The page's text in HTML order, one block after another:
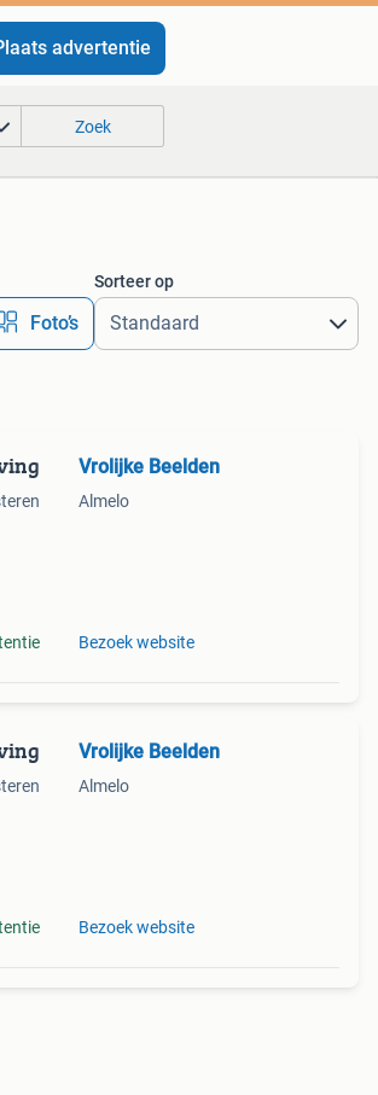
advertentie
Zoek
Foto’s
Sorteer op
Vrolijke Beelden
Almelo
Bezoek website
Vrolijke Beelden
Almelo
Bezoek website